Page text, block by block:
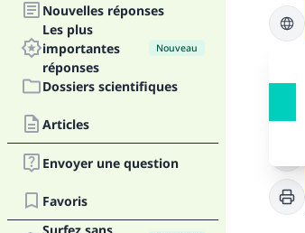
Nouvelles réponses
Les plus
importantes
réponses
Nouveau
Dossiers scientifiques
Articles
Envoyer une question
Favoris